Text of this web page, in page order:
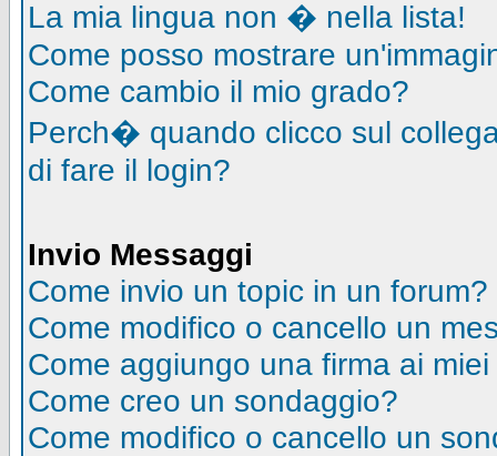
La mia lingua non � nella lista!
Come posso mostrare
Come cambio il mio grado?
Perch� quando clicco sul
di fare il login?
Invio Messaggi
Come invio un topic in un forum?
Come modifico o cancello un
Come aggiungo una firma ai
Come creo un sondaggio?
Come modifico o cancello un